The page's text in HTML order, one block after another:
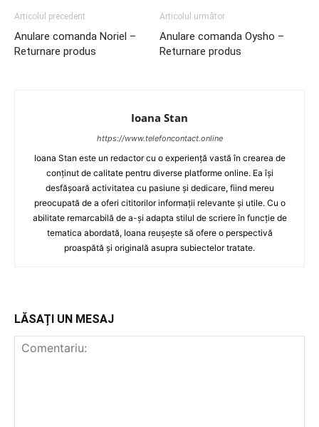
Articolul precedent
Anulare comanda Noriel –
Returnare produs
Articolul următor
Anulare comanda Oysho –
Returnare produs
Ioana Stan
https://www.telefoncontact.online
Ioana Stan este un redactor cu o experiență vastă în crearea de
conținut de calitate pentru diverse platforme online. Ea își
desfășoară activitatea cu pasiune și dedicare, fiind mereu
preocupată de a oferi cititorilor informații relevante și utile. Cu o
abilitate remarcabilă de a-și adapta stilul de scriere în funcție de
tematica abordată, Ioana reușește să ofere o perspectivă
proaspătă și originală asupra subiectelor tratate.
LĂSAȚI UN MESAJ